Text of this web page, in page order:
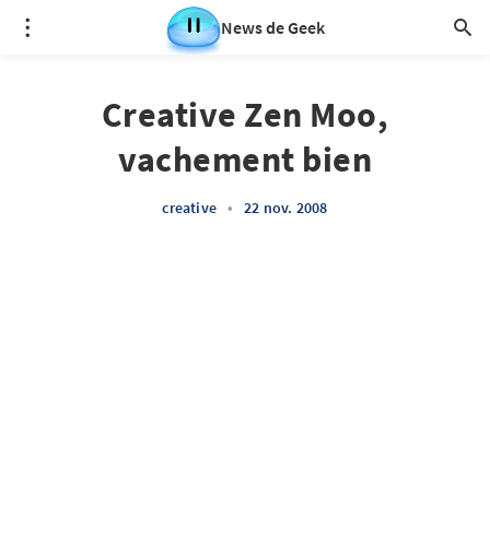
News de Geek
Creative Zen Moo,
vachement bien
creative • 22 nov. 2008